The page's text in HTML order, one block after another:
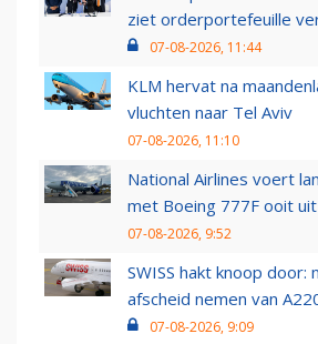
ziet orderportefeuille
07-08-2026, 11:44
KLM hervat na
vluchten naar Tel Aviv
07-08-2026, 11:10
National Airlines voert
met Boeing 777F ooit uit
07-08-2026, 9:52
SWISS hakt knoop door:
afscheid nemen van
07-08-2026, 9:09